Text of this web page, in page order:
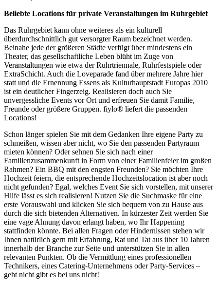
Beliebte Locations für private Veranstaltungen im Ruhrgebiet
Das Ruhrgebiet kann ohne weiteres als ein kulturell
überdurchschnittlich gut versorgter Raum bezeichnet werden.
Beinahe jede der größeren Städte verfügt über mindestens ein
Theater, das gesellschaftliche Leben blüht im Zuge von
Veranstaltungen wie etwa der Ruhrtriennale, Ruhrfestspiele oder
ExtraSchicht. Auch die Loveparade fand über mehrere Jahre hier
statt und die Ernennung Essens als Kulturhauptstadt Europas 2010
ist ein deutlicher Fingerzeig. Realisieren doch auch Sie
unvergessliche Events vor Ort und erfreuen Sie damit Familie,
Freunde oder größere Gruppen. fiylo® liefert die passenden
Locations!
Schon länger spielen Sie mit dem Gedanken Ihre eigene Party zu
schmeißen, wissen aber nicht, wo Sie den passenden Partyraum
mieten können? Oder sehnen Sie sich nach einer
Familienzusammenkunft in Form von einer Familienfeier im großen
Rahmen? Ein BBQ mit den engsten Freunden? Sie möchten Ihre
Hochzeit feiern, die entsprechende Hochzeitslocation ist aber noch
nicht gefunden? Egal, welches Event Sie sich vorstellen, mit unserer
Hilfe lässt es sich realisieren! Nutzen Sie die Suchmaske für eine
erste Vorauswahl und klicken Sie sich bequem von zu Hause aus
durch die sich bietenden Alternativen. In kürzester Zeit werden Sie
eine vage Ahnung davon erlangt haben, wo Ihr Happening
stattfinden könnte. Bei allen Fragen oder Hindernissen stehen wir
Ihnen natürlich gern mit Erfahrung, Rat und Tat aus über 10 Jahren
innerhalb der Branche zur Seite und unterstützen Sie in allen
relevanten Punkten. Ob die Vermittlung eines professionellen
Technikers, eines Catering-Unternehmens oder Party-Services –
geht nicht gibt es bei uns nicht!